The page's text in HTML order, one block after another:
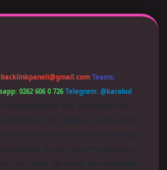
backlinkpaneli@gmail.com Teams:
0262 606 0 726 Telegram: @karabul